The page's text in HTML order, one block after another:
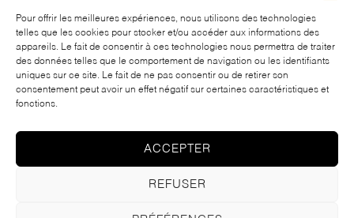
Pour offrir les meilleures expériences, nous utilisons des technologies
telles que les cookies pour stocker et/ou accéder aux informations des
appareils. Le fait de consentir à ces technologies nous permettra de traiter
des données telles que le comportement de navigation ou les identifiants
uniques sur ce site. Le fait de ne pas consentir ou de retirer son
consentement peut avoir un effet négatif sur certaines caractéristiques et
fonctions.
ACCEPTER
REFUSER
Calendrier
Actualités
Contact
Copyright © compagnie R/Ô – Tous droits réservés 2023 – Produit par